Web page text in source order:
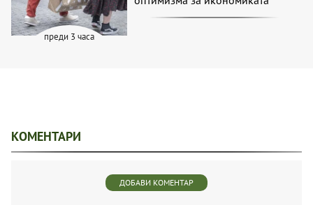
преди 3 часа
КОМЕНТАРИ
ДОБАВИ КОМЕНТАР